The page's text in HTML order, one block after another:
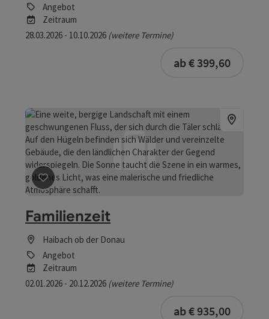
Angebot
Zeitraum
28.03.2026 - 10.10.2026 (weitere Termine)
ab € 399,60
Beitrag merken
Familienzeit
Haibach ob der Donau
Angebot
Zeitraum
02.01.2026 - 20.12.2026 (weitere Termine)
ab € 935,00